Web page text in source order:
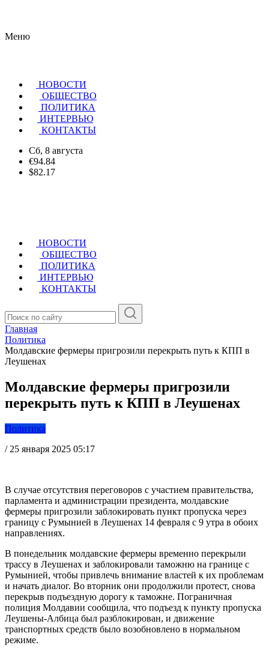
Меню
НОВОСТИ
ОБЩЕСТВО
ПОЛИТИКА
ИНТЕРВЬЮ
КОНТАКТЫ
Сб, 8 августа
€94.84
$82.17
НОВОСТИ
ОБЩЕСТВО
ПОЛИТИКА
ИНТЕРВЬЮ
КОНТАКТЫ
Главная
Политика
Молдавские фермеры пригрозили перекрыть путь к КПП в
Леушенах
Молдавские фермеры пригрозили
перекрыть путь к КПП в Леушенах
Политика
/ 25 января 2025 05:17
В случае отсутствия переговоров с участием правительства,
парламента и администрации президента, молдавские
фермеры пригрозили заблокировать пункт пропуска через
границу с Румынией в Леушенах 14 февраля с 9 утра в обоих
направлениях.
В понедельник молдавские фермеры временно перекрыли
трассу в Леушенах и заблокировали таможню на границе с
Румынией, чтобы привлечь внимание властей к их проблемам
и начать диалог. Во вторник они продолжили протест, снова
перекрыв подъездную дорогу к таможне. Пограничная
полиция Молдавии сообщила, что подъезд к пункту пропуска
Леушены-Албица был разблокирован, и движение
транспортных средств было возобновлено в нормальном
режиме.